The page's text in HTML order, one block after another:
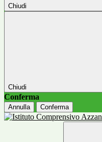
Chiudi
Chiudi
Conferma
Annulla Conferma